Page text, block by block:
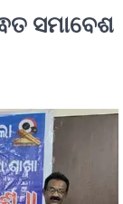
ସମାବେଶ